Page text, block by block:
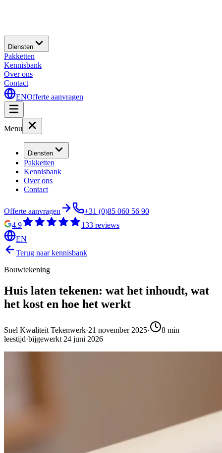
Diensten
Pakketten
Kennisbank
Over ons
Contact
ENOfferte aanvragen
Menu
Diensten
Pakketten
Kennisbank
Over ons
Contact
Offerte aanvragen
+31 (0)85 060 56 90
4.9
133 reviews
EN
Terug naar kennisbank
Bouwtekening
Huis laten tekenen: wat het inhoudt, wat
het kost en hoe het werkt
Snel Kwaliteit Tekenwerk·21 november 2025· 8 min
leestijd·bijgewerkt 24 juni 2026